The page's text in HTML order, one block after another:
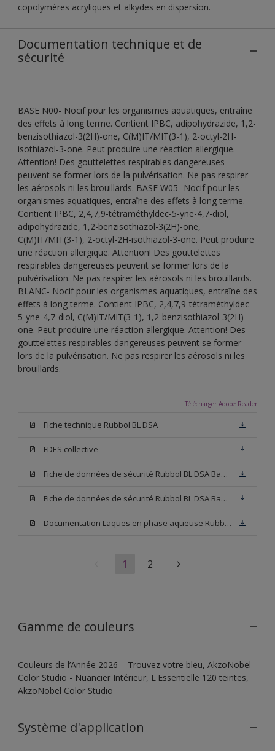
copolymères acryliques et alkydes en dispersion.
Documentation technique et de
sécurité
BASE N00- Nocif pour les organismes aquatiques, entraîne
des effets à long terme. Contient IPBC, adipohydrazide, 1,2-
benzisothiazol-3(2H)-one, C(M)IT/MIT(3-1), 2-octyl-2H-
isothiazol-3-one. Peut produire une réaction allergique.
Attention! Des gouttelettes respirables dangereuses
peuvent se former lors de la pulvérisation. Ne pas respirer
les aérosols ni les brouillards. BASE W05- Nocif pour les
organismes aquatiques, entraîne des effets à long terme.
Contient IPBC, 2,4,7,9-tétraméthyldec-5-yne-4,7-diol,
adipohydrazide, 1,2-benzisothiazol-3(2H)-one,
C(M)IT/MIT(3-1), 2-octyl-2H-isothiazol-3-one. Peut produire
une réaction allergique. Attention! Des gouttelettes
respirables dangereuses peuvent se former lors de la
pulvérisation. Ne pas respirer les aérosols ni les brouillards.
BLANC- Nocif pour les organismes aquatiques, entraîne des
effets à long terme. Contient IPBC, 2,4,7,9-tétraméthyldec-
5-yne-4,7-diol, C(M)IT/MIT(3-1), 1,2-benzisothiazol-3(2H)-
one. Peut produire une réaction allergique. Attention! Des
gouttelettes respirables dangereuses peuvent se former
lors de la pulvérisation. Ne pas respirer les aérosols ni les
brouillards.
Télécharger Adobe Reader
Fiche technique Rubbol BL DSA
FDES collective
Fiche de données de sécurité Rubbol BL DSA Base N00
Fiche de données de sécurité Rubbol BL DSA Base W05
Documentation Laques en phase aqueuse Rubbol BL Velours
1 2
Gamme de couleurs
Couleurs de l’Année 2026 – Trouvez votre bleu, AkzoNobel
Color Studio - Nuancier Intérieur, L'Essentielle 120 teintes,
AkzoNobel Color Studio
Système d'application